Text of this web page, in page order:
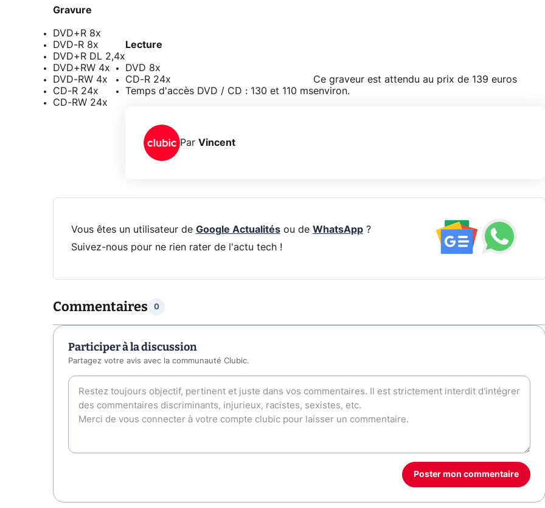
Gravure
DVD+R 8x
DVD-R 8x
DVD+R DL 2,4x
DVD+RW 4x
DVD-RW 4x
CD-R 24x
CD-RW 24x
Lecture
DVD 8x
CD-R 24x
Temps d'accès DVD / CD : 130 et 110 ms
Ce graveur est attendu au prix de 139 euros
environ.
Par Vincent
Vous êtes un utilisateur de Google Actualitésou de WhatsApp?
Suivez-nous pour ne rien rater de l'actu tech !
Commentaires 0
Participer à la discussion
Partagez votre avis avec la communauté Clubic.
Poster mon commentaire